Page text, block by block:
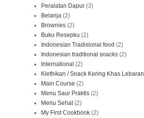
Peralatan Dapur (3)
Belanja (2)
Brownies (2)
Buku Resepku (2)
Indonesian Tradisional food (2)
Indonesian traditional snacks (2)
International (2)
Klethikan / Snack Kering Khas Lebaran
Main Course (2)
Menu Saur Praktis (2)
Menu Sehat (2)
My First Cookbook (2)